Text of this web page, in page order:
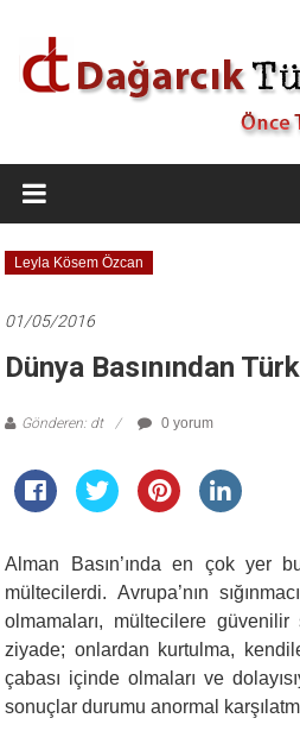
Dağarcık
Türkiye
Önce
Türkiye
Leyla Kösem Özcan
01/05/2016
Dünya Basınından
Gönderen: dt 0 yorum
Alman Basın’ında en çok yer
mültecilerdi. Avrupa’nın
olmamaları, mültecilere güvenilir
ziyade; onlardan kurtulma,
çabası içinde olmaları ve
sonuçlar durumu anormal